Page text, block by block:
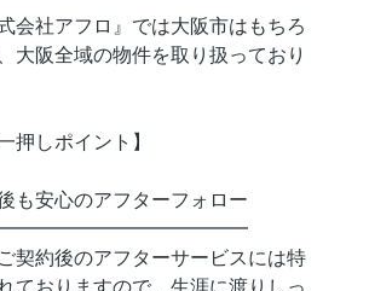
会社アフロ』では大阪市はもちろ
大阪全域の物件を取り扱っており
押しポイント】
も安心のアフターフォロー
契約後のアフターサービスには特